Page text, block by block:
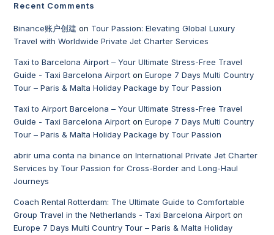
Recent Comments
Binance账户创建 on Tour Passion: Elevating Global Luxury
Travel with Worldwide Private Jet Charter Services
Taxi to Barcelona Airport – Your Ultimate Stress-Free Travel
Guide - Taxi Barcelona Airport onEurope 7 Days Multi Country
Tour – Paris & Malta Holiday Package by Tour Passion
Taxi to Airport Barcelona – Your Ultimate Stress-Free Travel
Guide - Taxi Barcelona Airport onEurope 7 Days Multi Country
Tour – Paris & Malta Holiday Package by Tour Passion
abrir uma conta na binance onInternational Private Jet Charter
Services by Tour Passion for Cross-Border and Long-Haul
Journeys
Coach Rental Rotterdam: The Ultimate Guide to Comfortable
Group Travel in the Netherlands - Taxi Barcelona Airport on
Europe 7 Days Multi Country Tour – Paris & Malta Holiday